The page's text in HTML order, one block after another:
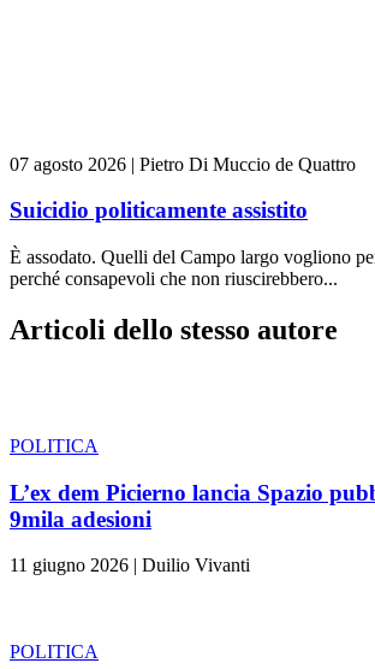
07 agosto 2026 | Pietro Di Muccio de Quattro
Suicidio politicamente assistito
È assodato. Quelli del Campo largo vogliono
perché consapevoli che non riuscirebbero...
Articoli dello stesso autore
POLITICA
L’ex dem Picierno lancia Spazio
9mila adesioni
11 giugno 2026 | Duilio Vivanti
POLITICA